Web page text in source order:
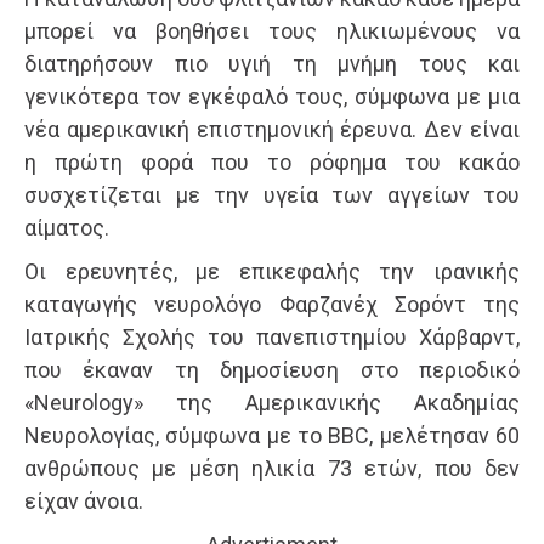
μπορεί να βοηθήσει τους ηλικιωμένους να
διατηρήσουν πιο υγιή τη μνήμη τους και
γενικότερα τον εγκέφαλό τους, σύμφωνα με μια
νέα αμερικανική επιστημονική έρευνα. Δεν είναι
η πρώτη φορά που το ρόφημα του κακάο
συσχετίζεται με την υγεία των αγγείων του
αίματος.
Οι ερευνητές, με επικεφαλής την ιρανικής
καταγωγής νευρολόγο Φαρζανέχ Σορόντ της
Ιατρικής Σχολής του πανεπιστημίου Χάρβαρντ,
που έκαναν τη δημοσίευση στο περιοδικό
«Neurology» της Αμερικανικής Ακαδημίας
Νευρολογίας, σύμφωνα με το ΒΒC, μελέτησαν 60
ανθρώπους με μέση ηλικία 73 ετών, που δεν
είχαν άνοια.